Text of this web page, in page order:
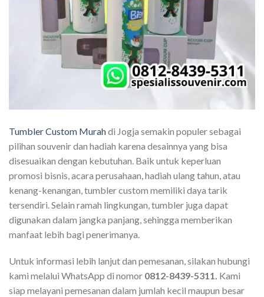
Tumbler Custom Murahdi Jogja semakin populer sebagai
pilihan souvenir dan hadiah karena desainnya yang bisa
disesuaikan dengan kebutuhan. Baik untuk keperluan
promosi bisnis, acara perusahaan, hadiah ulang tahun, atau
kenang-kenangan, tumbler custom memiliki daya tarik
tersendiri. Selain ramah lingkungan, tumbler juga dapat
digunakan dalam jangka panjang, sehingga memberikan
manfaat lebih bagi penerimanya.
Untuk informasi lebih lanjut dan pemesanan, silakan hubungi
kami melalui WhatsApp di nomor 0812-8439-5311. Kami
siap melayani pemesanan dalam jumlah kecil maupun besar